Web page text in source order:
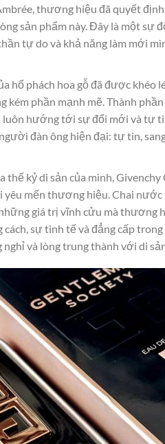
thương hiệu đã quyết
sản phẩm này. Đây là một sự
tự do và khả năng làm mới
hổ phách hoa gỗ đã được
phần mạnh mẽ. Thành
hướng tới sự đổi mới và tự
đàn ông hiện đại: tự tin,
kỷ di sản của mình, Givenchy
mến thương hiệu. Chai
giá trị vĩnh cửu mà thương
sự tinh tế và đẳng cấp
và lòng trung thành với di